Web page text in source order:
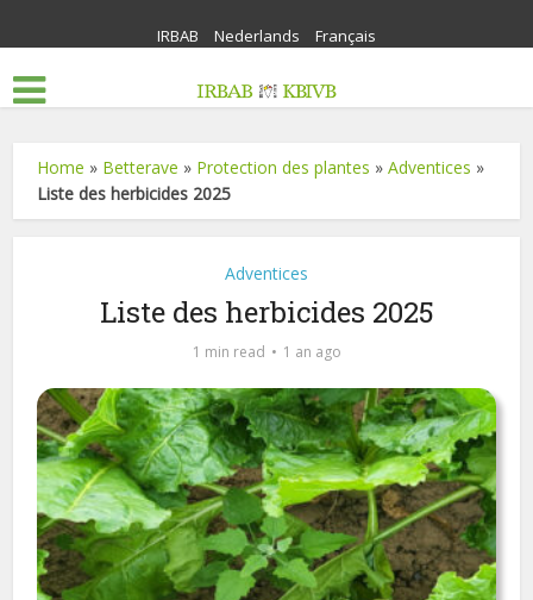
IRBAB Nederlands Français
Home » Betterave » Protection des plantes »Adventices »
Liste des herbicides 2025
Adventices
Liste des herbicides 2025
1 min read 1 an ago